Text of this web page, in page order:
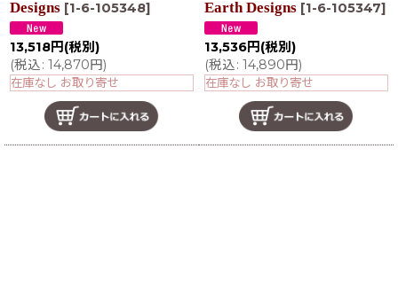
Designs [1-6-105348]
13,518円 (税別)
(税込: 14,870円)
在庫なし お取り寄せ
Earth Designs [1-6-105347]
13,536円 (税別)
(税込: 14,890円)
在庫なし お取り寄せ